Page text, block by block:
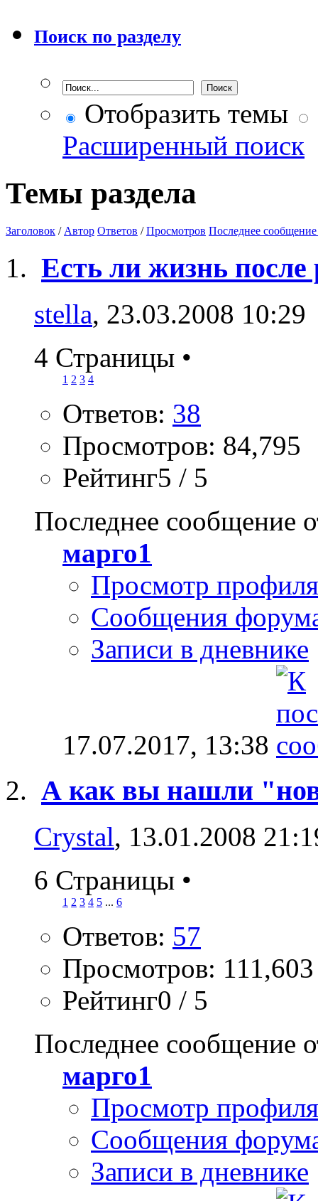
Поиск по разделу
Отобразить темы
Расширенный поиск
Темы раздела
Заголовок / Автор Ответов /Просмотров Последнее сообщение
Есть ли жизнь после
stella, 23.03.2008 10:29
4 Страницы •
1 2 3 4
Ответов: 38
Просмотров: 84,795
Рейтинг5 / 5
Последнее сообщение
марго1
Просмотр профиля
Сообщения
Записи в дневнике
17.07.2017, 13:38
А как вы нашли
Crystal, 13.01.2008
6 Страницы •
1 2 3 4 5 ... 6
Ответов: 57
Просмотров: 111,603
Рейтинг0 / 5
Последнее сообщение
марго1
Просмотр профиля
Сообщения
Записи в дневнике